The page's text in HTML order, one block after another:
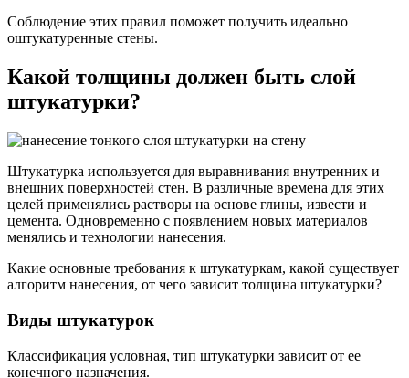
Соблюдение этих правил поможет получить идеально
оштукатуренные стены.
Какой толщины должен быть слой
штукатурки?
Штукатурка используется для выравнивания внутренних и
внешних поверхностей стен. В различные времена для этих
целей применялись растворы на основе глины, извести и
цемента. Одновременно с появлением новых материалов
менялись и технологии нанесения.
Какие основные требования к штукатуркам, какой существует
алгоритм нанесения, от чего зависит толщина штукатурки?
Виды штукатурок
Классификация условная, тип штукатурки зависит от ее
конечного назначения.